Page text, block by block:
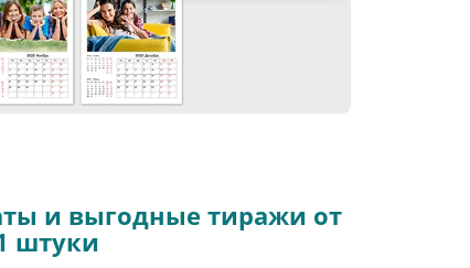
и выгодные тиражи от
штуки